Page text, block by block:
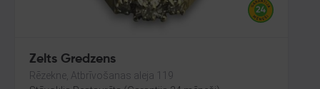
Zelts Gredzens
Rēzekne, Atbrīvošanas aleja 119